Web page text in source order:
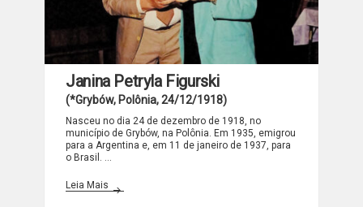
Janina Petryla Figurski
(*Grybów, Polônia, 24/12/1918)
Nasceu no dia 24 de dezembro de 1918, no
município de Grybów, na Polônia. Em 1935, emigrou
para a Argentina e, em 11 de janeiro de 1937, para
o Brasil. …
Leia Mais